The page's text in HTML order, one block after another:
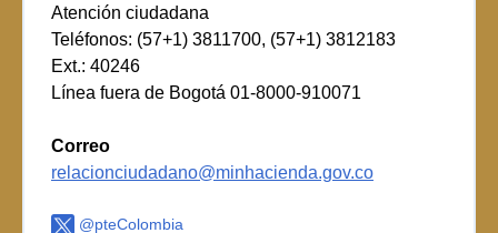
Atención ciudadana
Teléfonos: (57+1) 3811700, (57+1) 3812183
Ext.: 40246
Línea fuera de Bogotá 01-8000-910071
Correo
relacionciudadano@minhacienda.gov.co
@pteColombia